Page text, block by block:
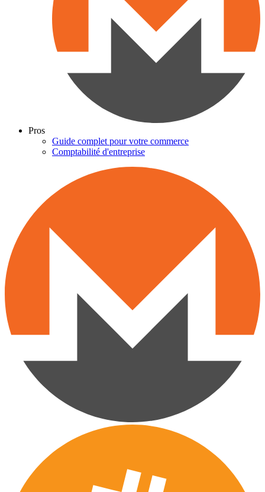
Pros
Guide complet pour votre commerce
Comptabilité d'entreprise